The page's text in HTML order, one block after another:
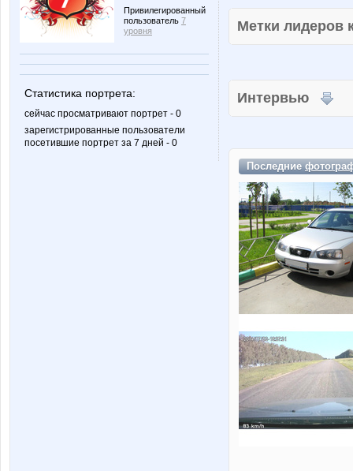
Привилегированный
пользователь 7
уровня
Статистика портрета:
сейчас просматривают портрет - 0
зарегистрированные пользователи
посетившие портрет за 7 дней - 0
Метки
Интервью
Последние